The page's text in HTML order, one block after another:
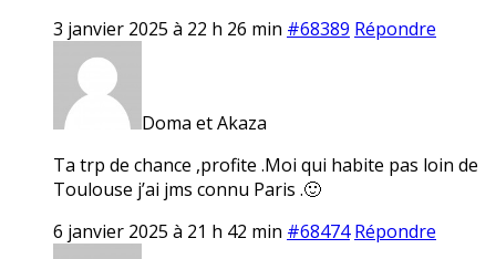
3 janvier 2025 à 22 h 26 min #68389 Répondre
Doma et Akaza
Ta trp de chance ,profite .Moi qui habite pas loin de
Toulouse j’ai jms connu Paris .🙂
6 janvier 2025 à 21 h 42 min #68474 Répondre